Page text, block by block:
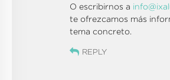
O escribirnos a
te ofrezcamos más
tema concreto.
REPLY